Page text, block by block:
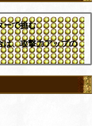
ーで挑む
は、攻撃力アップの